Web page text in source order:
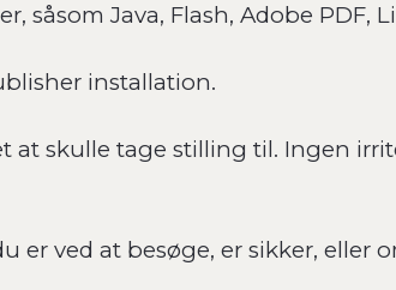
såsom Java, Flash, Adobe PDF,
installation.
at skulle tage stilling til. Ingen
er ved at besøge, er sikker, eller